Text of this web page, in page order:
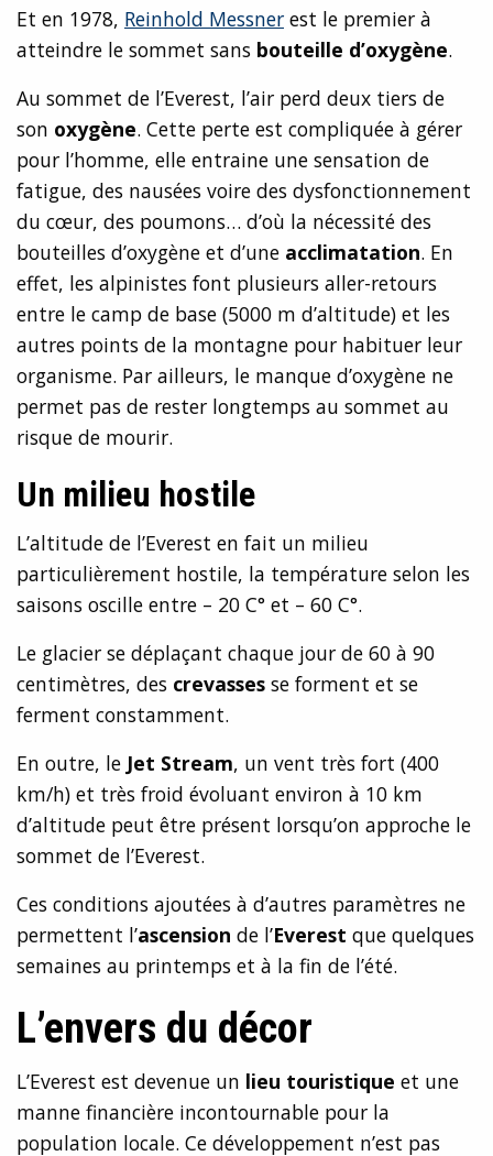
Et en 1978, Reinhold Messner est le premier à
atteindre le sommet sans bouteille d’oxygène.
Au sommet de l’Everest, l’air perd deux tiers de
son oxygène. Cette perte est compliquée à gérer
pour l’homme, elle entraine une sensation de
fatigue, des nausées voire des dysfonctionnement
du cœur, des poumons… d’où la nécessité des
bouteilles d’oxygène et d’une acclimatation. En
effet, les alpinistes font plusieurs aller-retours
entre le camp de base (5000 m d’altitude) et les
autres points de la montagne pour habituer leur
organisme. Par ailleurs, le manque d’oxygène ne
permet pas de rester longtemps au sommet au
risque de mourir.
Un milieu hostile
L’altitude de l’Everest en fait un milieu
particulièrement hostile, la température selon les
saisons oscille entre – 20 C° et – 60 C°.
Le glacier se déplaçant chaque jour de 60 à 90
centimètres, des crevasses se forment et se
ferment constamment.
En outre, le Jet Stream, un vent très fort (400
km/h) et très froid évoluant environ à 10 km
d’altitude peut être présent lorsqu’on approche le
sommet de l’Everest.
Ces conditions ajoutées à d’autres paramètres ne
permettent l’ascension de l’Everest que quelques
semaines au printemps et à la fin de l’été.
L’envers du décor
L’Everest est devenue un lieu touristique et une
manne financière incontournable pour la
population locale. Ce développement n’est pas